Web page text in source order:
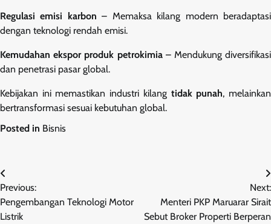
Regulasi emisi karbon – Memaksa kilang modern beradaptasi
dengan teknologi rendah emisi.
Kemudahan ekspor produk petrokimia– Mendukung diversifikasi
dan penetrasi pasar global.
Kebijakan ini memastikan industri kilang tidak punah, melainkan
bertransformasi sesuai kebutuhan global.
Posted in Bisnis
Navigasi
pos
Previous:
Pengembangan Teknologi Motor
Listrik
Next:
Menteri PKP Maruarar Sirait
Sebut Broker Properti Berperan